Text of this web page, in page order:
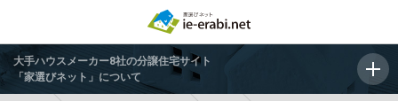
大手ハウスメーカー8社の分譲住宅サイト
「家選びネット」について